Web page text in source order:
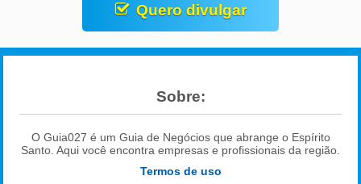
Quero divulgar
Sobre:
O Guia027 é um Guia de Negócios que abrange o Espírito
Santo. Aqui você encontra empresas e profissionais da região.
Termos de uso